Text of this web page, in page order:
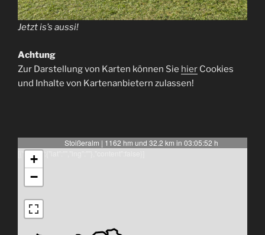
Jetzt is’s aussi!
Achtung
Zur Darstellung von Karten können Sie hier Cookies
und Inhalte von Kartenanbietern zulassen!
Stoißeralm | 1162 hm und 32.2 km in 03:05:52 h
[{"latlng":{"lat":"","lng":""},"content":false}]
+
−